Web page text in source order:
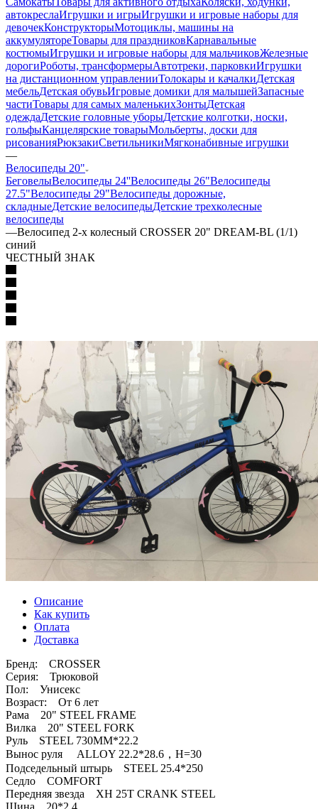
автокреслаИгрушки и игрыИгрушки и игровые наборы для
девочекКонструкторыМотоциклы, машины на
аккумулятореТовары для праздниковКарнавальные
костюмыИгрушки и игровые наборы для мальчиковЖелезные
дорогиРоботы, трансформерыАвтотреки, парковкиИгрушки
на дистанционном управленииТолокары и качалкиДетская
мебельДетская обувьИгровые домики для малышейЗапасные
частиТовары для самых маленькихЗонтыДетская
одеждаДетские головные уборыДетские колготки, носки,
гольфыКанцелярские товарыМольберты, доски для
рисованияРюкзакиСветильникиМягконабивные игрушки
—
Велосипеды 20"
БеговелыВелосипеды 24''Велосипеды 26"Велосипеды
27.5"Велосипеды 29"Велосипеды дорожные,
складныеДетские велосипедыДетские трехколесные
велосипеды
—Велосипед 2-х колесный CROSSER 20" DREAM-BL (1/1)
синий
ЧЕСТНЫЙ ЗНАК
Описание
Как купить
Оплата
Доставка
Бренд: CROSSER
Серия: Трюковой
Пол: Унисекс
Возраст: От 6 лет
Рама 20" STEEL FRAME
Вилка 20" STEEL FORK
Руль STEEL 730MM*22.2
Вынос руля ALLOY 22.2*28.6，H=30
Подседельный штырь STEEL 25.4*250
Седло COMFORT
Передняя звезда XH 25T CRANK STEEL
Шина 20*2.4